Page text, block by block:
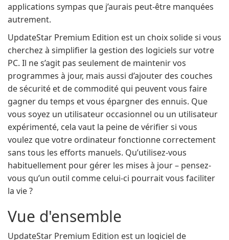
applications sympas que j’aurais peut-être manquées
autrement.
UpdateStar Premium Edition est un choix solide si vous
cherchez à simplifier la gestion des logiciels sur votre
PC. Il ne s’agit pas seulement de maintenir vos
programmes à jour, mais aussi d’ajouter des couches
de sécurité et de commodité qui peuvent vous faire
gagner du temps et vous épargner des ennuis. Que
vous soyez un utilisateur occasionnel ou un utilisateur
expérimenté, cela vaut la peine de vérifier si vous
voulez que votre ordinateur fonctionne correctement
sans tous les efforts manuels. Qu’utilisez-vous
habituellement pour gérer les mises à jour – pensez-
vous qu’un outil comme celui-ci pourrait vous faciliter
la vie ?
Vue d'ensemble
UpdateStar Premium Edition est un logiciel de